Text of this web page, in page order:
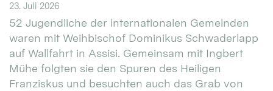
23. Juli 2026
52 Jugendliche der internationalen Gemeinden
waren mit Weihbischof Dominikus Schwaderlapp
auf Wallfahrt in Assisi. Gemeinsam mit Ingbert
Mühe folgten sie den Spuren des Heiligen
Franziskus und besuchten auch das Grab von